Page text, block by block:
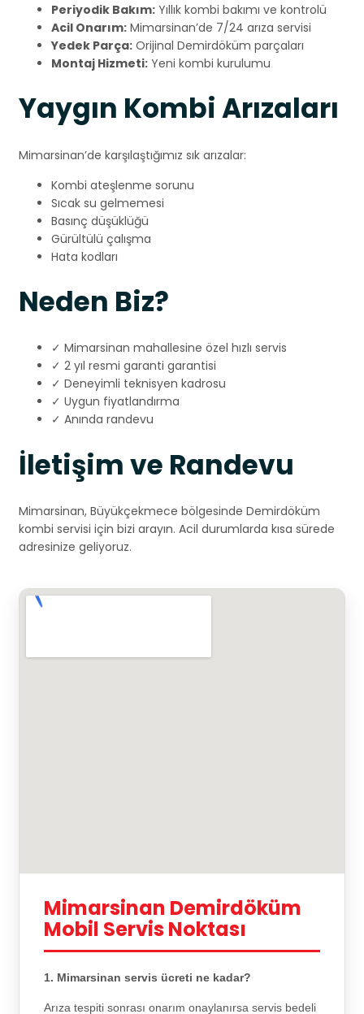
Periyodik Bakım: Yıllık kombi bakımı ve kontrolü
Acil Onarım: Mimarsinan’de 7/24 arıza servisi
Yedek Parça: Orijinal Demirdöküm parçaları
Montaj Hizmeti: Yeni kombi kurulumu
Yaygın Kombi Arızaları
Mimarsinan’de karşılaştığımız sık arızalar:
Kombi ateşlenme sorunu
Sıcak su gelmemesi
Basınç düşüklüğü
Gürültülü çalışma
Hata kodları
Neden Biz?
✓ Mimarsinan mahallesine özel hızlı servis
✓ 2 yıl resmi garanti garantisi
✓ Deneyimli teknisyen kadrosu
✓ Uygun fiyatlandırma
✓ Anında randevu
İletişim ve Randevu
Mimarsinan, Büyükçekmece bölgesinde Demirdöküm
kombi servisi için bizi arayın. Acil durumlarda kısa sürede
adresinize geliyoruz.
Mimarsinan Demirdöküm
Mobil Servis Noktası
1. Mimarsinan servis ücreti ne kadar?
Arıza tespiti sonrası onarım onaylanırsa servis bedeli